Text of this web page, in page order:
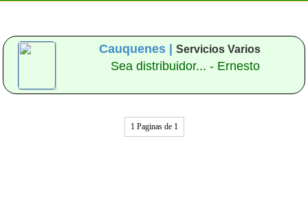
Cauquenes |Servicios Varios
Sea distribuidor... - Ernesto
1 Paginas de 1